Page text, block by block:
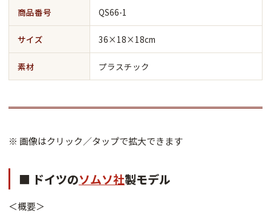
商品番号 QS66-1
サイズ 36×18×18cm
素材 プラスチック
※ 画像はクリック／タップで拡大できます
■ ドイツのソムソ社製モデル
＜概要＞